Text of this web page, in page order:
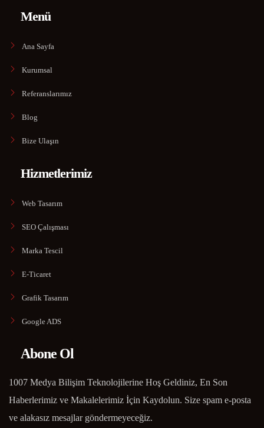
Menü
Ana Sayfa
Kurumsal
Referanslarımız
Blog
Bize Ulaşın
Hizmetlerimiz
Web Tasarım
SEO Çalışması
Marka Tescil
E-Ticaret
Grafik Tasarım
Google ADS
Abone Ol
1007 Medya Bilişim Teknolojilerine Hoş Geldiniz, En Son
Haberlerimiz ve Makalelerimiz İçin Kaydolun. Size spam e-posta
ve alakasız mesajlar göndermeyeceğiz.